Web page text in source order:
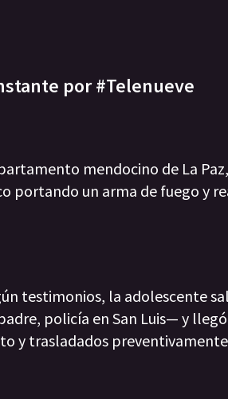
por #Telenueve
mendocino de La
portando un arma de fuego y
testimonios, la adolescente
policía en San Luis— y
y trasladados